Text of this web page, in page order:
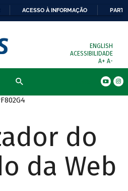
ACESSO À INFORMAÇÃO
ENGLISH
ACESSIBILIDADE
A+ A-
do
da Web